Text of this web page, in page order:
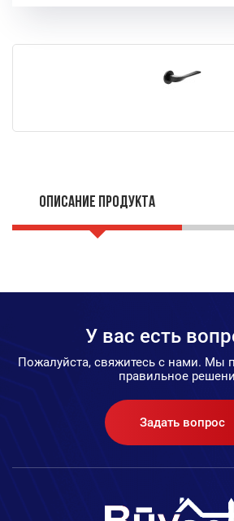
Описание продукта
У вас есть
Пожалуйста, свяжитесь с нами. Мы
правильное
Задать вопрос